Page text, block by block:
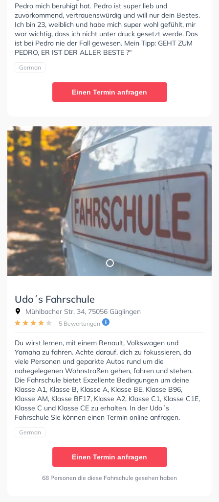
Pedro mich beruhigt hat. Pedro ist super lieb und
zuvorkommend, vertrauenswürdig und will nur dein Bestes.
Ich bin 23, weiblich und habe mich super wohl gefühlt, mir
war wichtig, dass ich nicht unter druck gesetzt werde. Das
ist bei Pedro nie der Fall gewesen. Mein Tipp: GEHT ZUM
PEDRO, ER IST DER ALLER BESTE ?"
German
Einen Termin anfragen
Udo´s Fahrschule
Mühlbacher Str. 34, 75056 Güglingen
5 Bewertungen
Du wirst lernen, mit einem Renault, Volkswagen und
Yamaha zu fahren. Achte darauf, dich zu fokussieren, da
viele Personen und geparkte Autos rund um die
nahegelegenen Wohnstraßen gehen, fahren und stehen.
Die Fahrschule bietet Exzellente Bedingungen um deine
Klasse A1, Klasse B, Klasse A, Klasse BE, Klasse B96,
Klasse AM, Klasse BF17, Klasse A2, Klasse C1, Klasse C1E,
Klasse C und Klasse CE zu erhalten. In der Udo´s
Fahrschule Sie können einen Termin online anfragen.
German
Einen Termin anfragen
68 Personen die diese Fahrschule gesehen haben